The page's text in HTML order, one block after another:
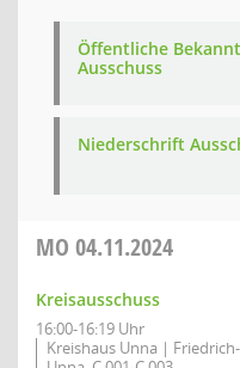
Öffentliche
Ausschuss
Niederschrift
MO 04.11.2024
Kreisausschuss
16:00-16:19 Uhr
Kreishaus Unna |